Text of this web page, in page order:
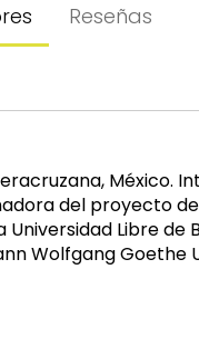
México.
del proyecto
Libre de
Wolfgang Goethe
Reseñas